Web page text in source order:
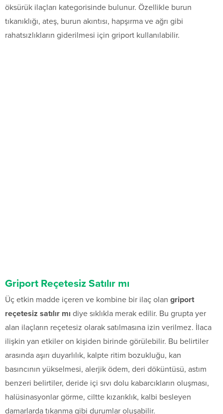
öksürük ilaçları kategorisinde bulunur. Özellikle burun
tıkanıklığı, ateş, burun akıntısı, hapşırma ve ağrı gibi
rahatsızlıkların giderilmesi için griport kullanılabilir.
Griport Reçetesiz Satılır mı
Üç etkin madde içeren ve kombine bir ilaç olan griport
reçetesiz satılır mı diye sıklıkla merak edilir. Bu grupta yer
alan ilaçların reçetesiz olarak satılmasına izin verilmez. İlaca
ilişkin yan etkiler on kişiden birinde görülebilir. Bu belirtiler
arasında aşırı duyarlılık, kalpte ritim bozukluğu, kan
basıncının yükselmesi, alerjik ödem, deri döküntüsü, astım
benzeri belirtiler, deride içi sıvı dolu kabarcıkların oluşması,
halüsinasyonlar görme, ciltte kızarıklık, kalbi besleyen
damarlarda tıkanma gibi durumlar oluşabilir.